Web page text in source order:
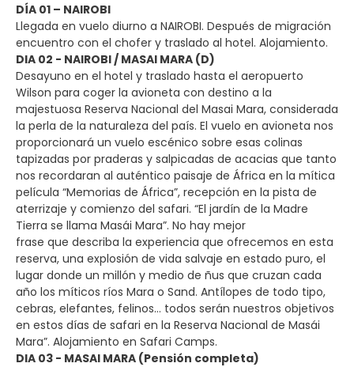
DÍA 01 – NAIROBI
Llegada en vuelo diurno a NAIROBI. Después de migración
encuentro con el chofer y traslado al hotel. Alojamiento.
DIA 02 - NAIROBI / MASAI MARA (D)
Desayuno en el hotel y traslado hasta el aeropuerto
Wilson para coger la avioneta con destino a la
majestuosa Reserva Nacional del Masai Mara, considerada
la perla de la naturaleza del país. El vuelo en avioneta nos
proporcionará un vuelo escénico sobre esas colinas
tapizadas por praderas y salpicadas de acacias que tanto
nos recordaran al auténtico paisaje de África en la mítica
película “Memorias de África”, recepción en la pista de
aterrizaje y comienzo del safari. “El jardín de la Madre
Tierra se llama Masái Mara”. No hay mejor
frase que describa la experiencia que ofrecemos en esta
reserva, una explosión de vida salvaje en estado puro, el
lugar donde un millón y medio de ñus que cruzan cada
año los míticos ríos Mara o Sand. Antílopes de todo tipo,
cebras, elefantes, felinos… todos serán nuestros objetivos
en estos días de safari en la Reserva Nacional de Masái
Mara”. Alojamiento en Safari Camps.
DIA 03 - MASAI MARA (Pensión completa)